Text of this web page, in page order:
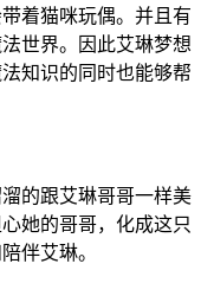
着猫咪玩偶。并且有
世界。因此艾琳梦想
知识的同时也能够帮
的跟艾琳哥哥一样美
她的哥哥，化成这只
伴艾琳。